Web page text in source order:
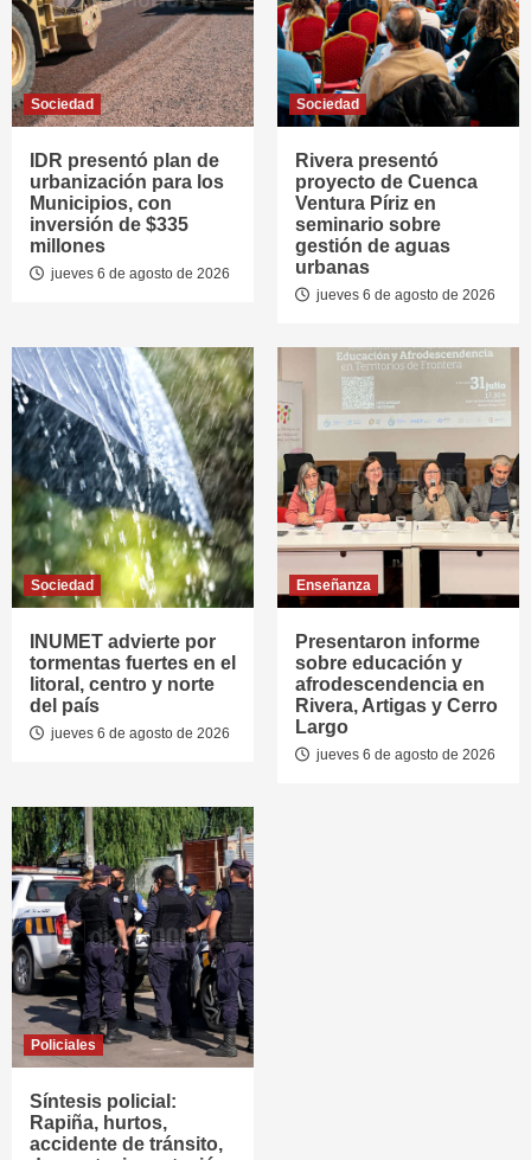
Sociedad
IDR presentó plan de
urbanización para los
Municipios, con
inversión de $335
millones
jueves 6 de agosto de 2026
Sociedad
Rivera presentó
proyecto de Cuenca
Ventura Píriz en
seminario sobre
gestión de aguas
urbanas
jueves 6 de agosto de 2026
Sociedad
INUMET advierte por
tormentas fuertes en el
litoral, centro y norte
del país
jueves 6 de agosto de 2026
Enseñanza
Presentaron informe
sobre educación y
afrodescendencia en
Rivera, Artigas y Cerro
Largo
jueves 6 de agosto de 2026
Policiales
Síntesis policial:
Rapiña, hurtos,
accidente de tránsito,